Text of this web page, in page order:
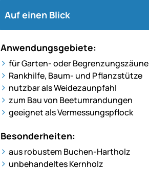
Auf einen Blick
Anwendungsgebiete:
für Garten- oder Begrenzungszäune
Rankhilfe, Baum- und Pflanzstütze
nutzbar als Weidezaunpfahl
zum Bau von Beetumrandungen
geeignet als Vermessungspflock
Besonderheiten:
aus robustem Buchen-Hartholz
unbehandeltes Kernholz